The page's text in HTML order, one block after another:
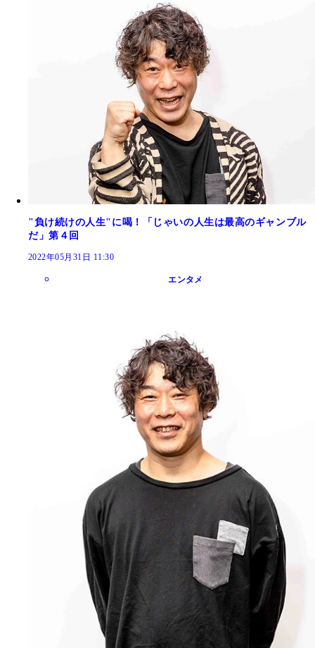
"負け続けの人生"に喝！「じゃいの人生は最高のギャンブル
だ」第４回
2022年05月31日 11:30
エンタメ